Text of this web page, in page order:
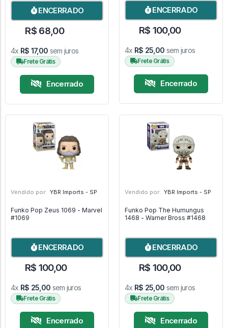
ENCERRADO
R$ 68,00
4x R$ 17,00 sem juros
Frete Grátis
Encerrado
ENCERRADO
R$ 100,00
4x R$ 25,00 sem juros
Frete Grátis
Encerrado
Vendido por: YBR Imports - SP
Funko Pop Zeus 1069 - Marvel
#1069
ENCERRADO
R$ 100,00
4x R$ 25,00 sem juros
Frete Grátis
Encerrado
Vendido por: YBR Imports - SP
Funko Pop The Humungus
1468 - Warner Bross #1468
ENCERRADO
R$ 100,00
4x R$ 25,00 sem juros
Frete Grátis
Encerrado